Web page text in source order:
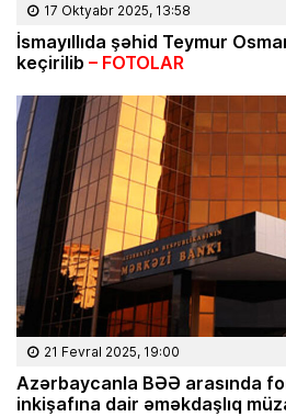
17 Oktyabr 2025, 13:58
İsmayıllıda şəhid Teymur
keçirilib – FOTOLAR
21 Fevral 2025, 19:00
Azərbaycanla BƏƏ arasında
inkişafına dair əməkdaşlıq